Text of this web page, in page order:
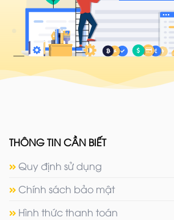
THÔNG TIN CẦN BIẾT
Quy định sử dụng
Chính sách bảo mật
Hình thức thanh toán